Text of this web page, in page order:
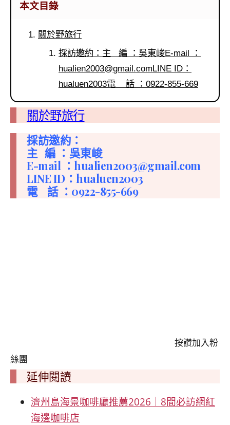
本文目錄
關於野旅行
採訪邀約：主 編 ：吳東峻E-mail ：
hualien2003@gmail.comLINEID：
hualuen2003電 話 ：0922-855-669
關於野旅行
採訪邀約：
主 編 ：吳東峻
E-mail ： hualien2003@gmail.com
LINE ID：hualuen2003
電 話 ：0922-855-669
按讚加入粉
絲團
延伸閱讀
濟州島海景咖啡廳推薦2026｜8間必訪網紅
海邊咖啡店